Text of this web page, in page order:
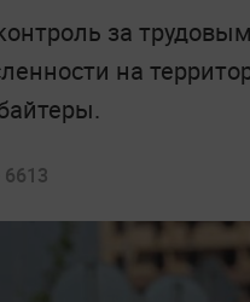
за
на
6613